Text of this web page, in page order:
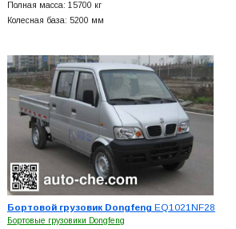
Полная масса: 15700 кг
Колесная база: 5200 мм
Бортовой грузовик Dongfeng EQ1021NF28
Бортовые грузовики Dongfeng